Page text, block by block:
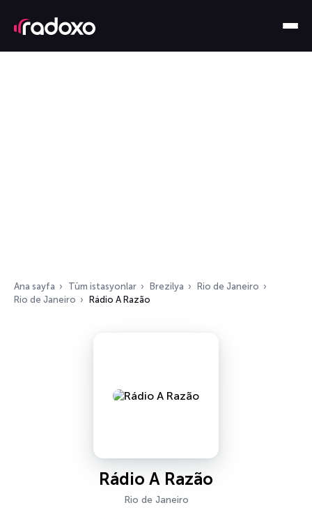
Ana sayfa Tüm istasyonlar Brezilya
Rio de Janeiro
Rio de Janeiro
Rádio A Razão
Rádio A Razão
Rio de Janeiro